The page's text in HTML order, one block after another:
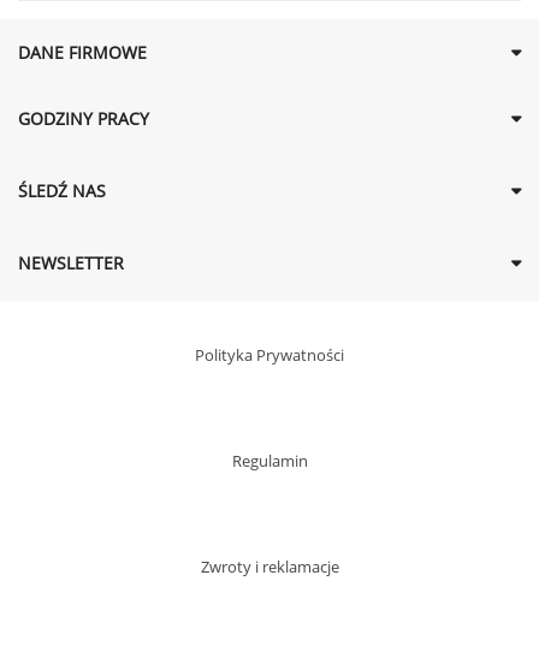
DANE FIRMOWE
GODZINY PRACY
ŚLEDŹ NAS
NEWSLETTER
Polityka Prywatności
Regulamin
Zwroty i reklamacje